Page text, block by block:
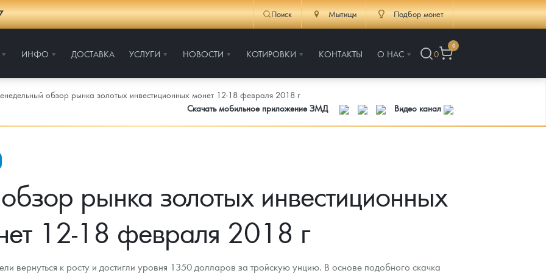
Поиск Мытищи Подбор монет
ИНФО ДОСТАВКА УСЛУГИ НОВОСТИ КОТИРОВКИ КОНТАКТЫ О НАС 0
0
обзор рынка золотых инвестиционных монет 12-18 февраля 2018 г
Скачать мобильное приложение ЗМД
Видео канал
рынка золотых инвестиционных
12-18 февраля 2018 г
вернуться к росту и достигли уровня 1350 долларов за тройскую унцию. В основе подобного скачка